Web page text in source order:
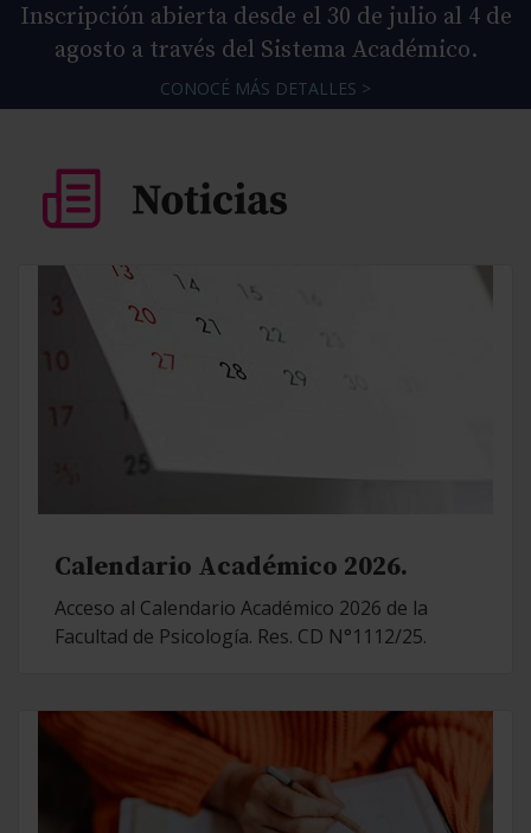
Inscripción abierta desde el 30 de julio al 4 de
agosto a través del Sistema Académico.
CONOCÉ MÁS DETALLES >
Calendario Académico 2026.
Acceso al Calendario Académico 2026 de la
Facultad de Psicología. Res. CD N°1112/25.